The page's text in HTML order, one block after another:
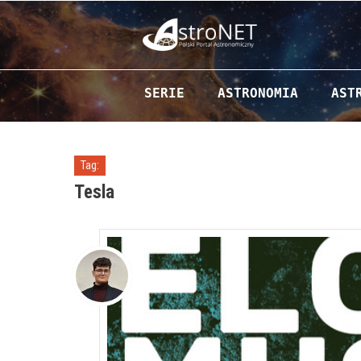
Przejdź do zawartości
SERIE ASTRONOMIA
Tag:
Tesla